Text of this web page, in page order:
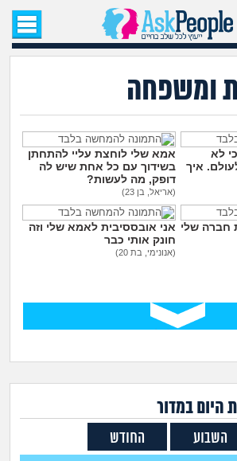
עמוד הבית
שאלות חדשות
שאלות שעוררו עניין
עצות חדשות
מה קורה כאן?
מדורים
זוגיות
הורות ומשפחה
חיפוש שאלות
הרשמה
ומשפחה
לא
איך
אמא שלי לוחצת עליי להתחתן
בשידוך עם כל אחת שיש לה
דופק, מה לעשות?
(אריאל, בן 23)
חברה שלי אני אובססיבית לאמא שלי וזה
חונק אותי כבר
(אנונימי, בת 20)
היוםבמדור
השבוע החודש